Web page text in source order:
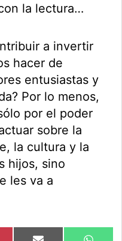
la lectura…
a invertir
hacer de
entusiastas y
Por lo menos,
por el poder
sobre la
la cultura y la
hijos, sino
les va a